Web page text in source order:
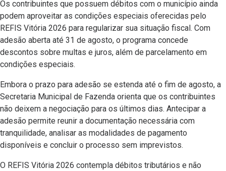
Os contribuintes que possuem débitos com o município ainda
podem aproveitar as condições especiais oferecidas pelo
REFIS Vitória 2026 para regularizar sua situação fiscal. Com
adesão aberta até 31 de agosto, o programa concede
descontos sobre multas e juros, além de parcelamento em
condições especiais.
Embora o prazo para adesão se estenda até o fim de agosto, a
Secretaria Municipal de Fazenda orienta que os contribuintes
não deixem a negociação para os últimos dias. Antecipar a
adesão permite reunir a documentação necessária com
tranquilidade, analisar as modalidades de pagamento
disponíveis e concluir o processo sem imprevistos.
O REFIS Vitória 2026 contempla débitos tributários e não